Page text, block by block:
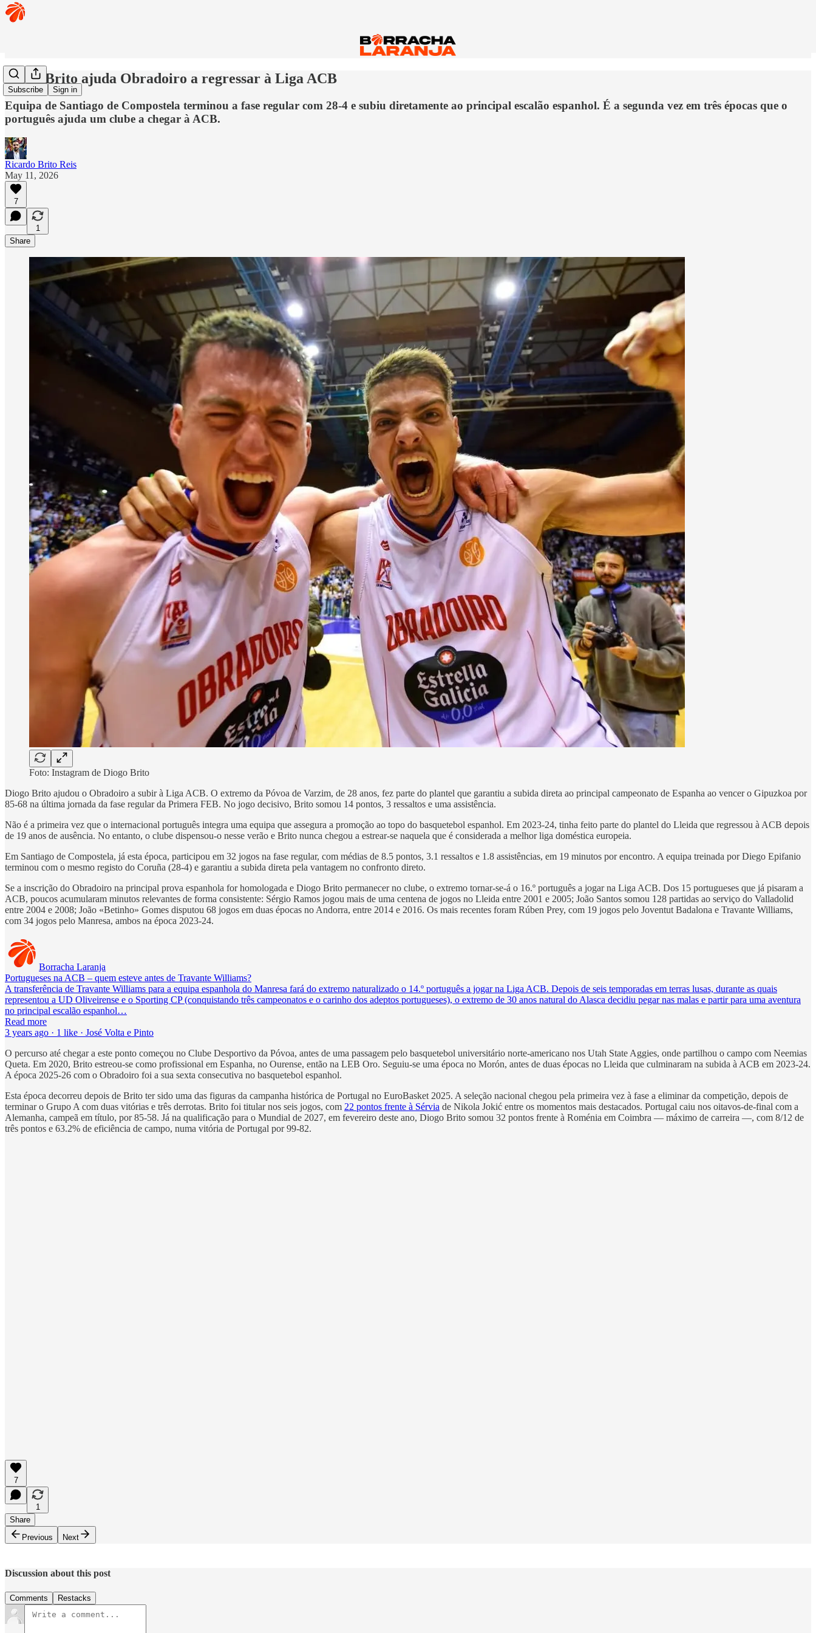
Subscribe Sign in
Diogo Brito ajuda Obradoiro a regressar à Liga ACB
Equipa de Santiago de Compostela terminou a fase regular com 28-4 e subiu diretamente ao principal escalão espanhol. É a segunda vez em três épocas que o
português ajuda um clube a chegar à ACB.
Ricardo Brito Reis
May 11, 2026
7
1
Share
Foto: Instagram de Diogo Brito
Diogo Brito ajudou o Obradoiro a subir à Liga ACB. O extremo da Póvoa de Varzim, de 28 anos, fez parte do plantel que garantiu a subida direta ao principal campeonato de Espanha ao vencer o Gipuzkoa por
85-68 na última jornada da fase regular da Primera FEB. No jogo decisivo, Brito somou 14 pontos, 3 ressaltos e uma assistência.
Não é a primeira vez que o internacional português integra uma equipa que assegura a promoção ao topo do basquetebol espanhol. Em 2023-24, tinha feito parte do plantel do Lleida que regressou à ACB depois
de 19 anos de ausência. No entanto, o clube dispensou-o nesse verão e Brito nunca chegou a estrear-se naquela que é considerada a melhor liga doméstica europeia.
Em Santiago de Compostela, já esta época, participou em 32 jogos na fase regular, com médias de 8.5 pontos, 3.1 ressaltos e 1.8 assistências, em 19 minutos por encontro. A equipa treinada por Diego Epifanio
terminou com o mesmo registo do Coruña (28-4) e garantiu a subida direta pela vantagem no confronto direto.
Se a inscrição do Obradoiro na principal prova espanhola for homologada e Diogo Brito permanecer no clube, o extremo tornar-se-á o 16.º português a jogar na Liga ACB. Dos 15 portugueses que já pisaram a
ACB, poucos acumularam minutos relevantes de forma consistente: Sérgio Ramos jogou mais de uma centena de jogos no Lleida entre 2001 e 2005; João Santos somou 128 partidas ao serviço do Valladolid
entre 2004 e 2008; João «Betinho» Gomes disputou 68 jogos em duas épocas no Andorra, entre 2014 e 2016. Os mais recentes foram Rúben Prey, com 19 jogos pelo Joventut Badalona e Travante Williams,
com 34 jogos pelo Manresa, ambos na época 2023-24.
Borracha Laranja
Portugueses na ACB – quem esteve antes de Travante Williams?
A transferência de Travante Williams para a equipa espanhola do Manresa fará do extremo naturalizado o 14.º português a jogar na Liga ACB. Depois de seis temporadas em terras lusas, durante as quais
representou a UD Oliveirense e o Sporting CP (conquistando três campeonatos e o carinho dos adeptos portugueses), o extremo de 30 anos natural do Alasca decidiu pegar nas malas e partir para uma aventura
no principal escalão espanhol…
Read more
3 years ago · 1 like · José Volta e Pinto
O percurso até chegar a este ponto começou no Clube Desportivo da Póvoa, antes de uma passagem pelo basquetebol universitário norte-americano nos Utah State Aggies, onde partilhou o campo com Neemias
Queta. Em 2020, Brito estreou-se como profissional em Espanha, no Ourense, então na LEB Oro. Seguiu-se uma época no Morón, antes de duas épocas no Lleida que culminaram na subida à ACB em 2023-24.
A época 2025-26 com o Obradoiro foi a sua sexta consecutiva no basquetebol espanhol.
Esta época decorreu depois de Brito ter sido uma das figuras da campanha histórica de Portugal no EuroBasket 2025. A seleção nacional chegou pela primeira vez à fase a eliminar da competição, depois de
terminar o Grupo A com duas vitórias e três derrotas. Brito foi titular nos seis jogos, com 22 pontos frente à Sérvia de Nikola Jokić entre os momentos mais destacados. Portugal caiu nos oitavos-de-final com a
Alemanha, campeã em título, por 85-58. Já na qualificação para o Mundial de 2027, em fevereiro deste ano, Diogo Brito somou 32 pontos frente à Roménia em Coimbra — máximo de carreira —, com 8/12 de
três pontos e 63.2% de eficiência de campo, numa vitória de Portugal por 99-82.
7
1
Share
Previous
Next
Discussion about this post
Comments Restacks